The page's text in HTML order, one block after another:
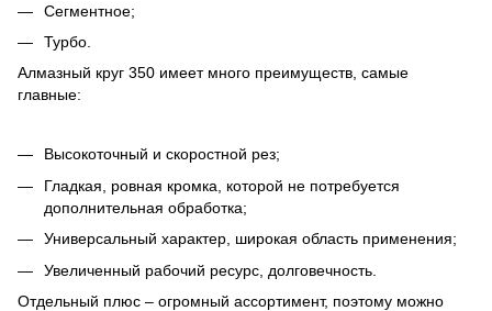
Сегментное;
Турбо.
Алмазный круг 350 имеет много преимуществ, самые
главные:
Высокоточный и скоростной рез;
Гладкая, ровная кромка, которой не потребуется
дополнительная обработка;
Универсальный характер, широкая область применения;
Увеличенный рабочий ресурс, долговечность.
Отдельный плюс – огромный ассортимент, поэтому можно